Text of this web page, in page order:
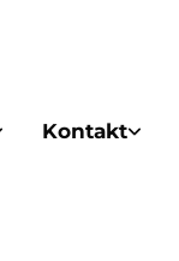
Kontakt